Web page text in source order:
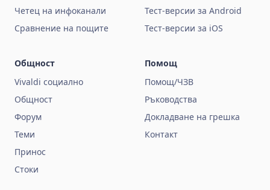
Четец на инфоканали
Сравнение на пощите
Тест-версии за Android
Тест-версии за iOS
Общност
Vivaldi социално
Общност
Форум
Теми
Принос
Стоки
Помощ
Помощ/ЧЗВ
Ръководства
Докладване на грешка
Контакт